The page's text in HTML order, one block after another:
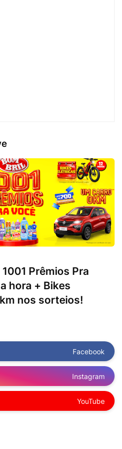
Prêmios Pra
hora + Bikes
nos sorteios!
Facebook
Instagram
YouTube